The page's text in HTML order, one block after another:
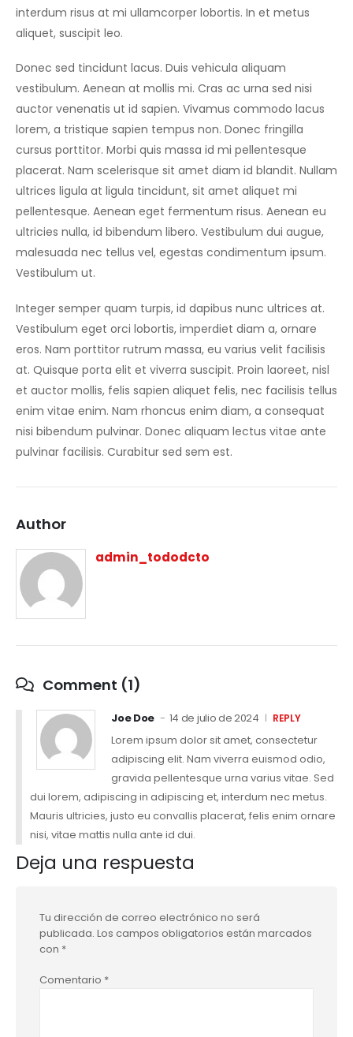
interdum risus at mi ullamcorper lobortis. In et metus
aliquet, suscipit leo.
Donec sed tincidunt lacus. Duis vehicula aliquam
vestibulum. Aenean at mollis mi. Cras ac urna sed nisi
auctor venenatis ut id sapien. Vivamus commodo lacus
lorem, a tristique sapien tempus non. Donec fringilla
cursus porttitor. Morbi quis massa id mi pellentesque
placerat. Nam scelerisque sit amet diam id blandit. Nullam
ultrices ligula at ligula tincidunt, sit amet aliquet mi
pellentesque. Aenean eget fermentum risus. Aenean eu
ultricies nulla, id bibendum libero. Vestibulum dui augue,
malesuada nec tellus vel, egestas condimentum ipsum.
Vestibulum ut.
Integer semper quam turpis, id dapibus nunc ultrices at.
Vestibulum eget orci lobortis, imperdiet diam a, ornare
eros. Nam porttitor rutrum massa, eu varius velit facilisis
at. Quisque porta elit et viverra suscipit. Proin laoreet, nisl
et auctor mollis, felis sapien aliquet felis, nec facilisis tellus
enim vitae enim. Nam rhoncus enim diam, a consequat
nisi bibendum pulvinar. Donec aliquam lectus vitae ante
pulvinar facilisis. Curabitur sed sem est.
Author
admin_tododcto
Comment (1)
Joe Doe 14 de julio de 2024 REPLY
Lorem ipsum dolor sit amet, consectetur
adipiscing elit. Nam viverra euismod odio,
gravida pellentesque urna varius vitae. Sed
dui lorem, adipiscing in adipiscing et, interdum nec metus.
Mauris ultricies, justo eu convallis placerat, felis enim ornare
nisi, vitae mattis nulla ante id dui.
Deja una respuesta
Tu dirección de correo electrónico no será
publicada. Los campos obligatorios están marcados
con *
Comentario *